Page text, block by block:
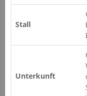
Stall
Unterkunft